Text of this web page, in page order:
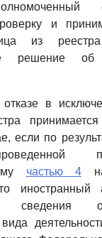
и
из
решение
в
если по
частью 4
иностранный
сведения